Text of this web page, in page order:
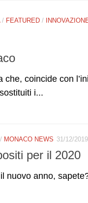
/ FEATURED /
che, coincide con
i...
/ MONACO NEWS 31/12/2019
per il 2020
nuovo anno,